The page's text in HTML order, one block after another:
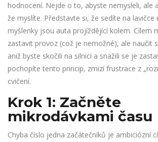
hodnocení. Nejde o to, abyste nemysleli, ale
že myslíte. Představte si, že sedíte na lavičce
myšlenky jsou auta projíždějící kolem. Cílem
zastavit provoz (což je nemožné), ale naučit
aniž byste skočili na silnici a snažili se je
pochopíte tento princip, zmizí frustrace z
cvičení.
Krok 1: Začněte
mikrodávkami času
Chyba číslo jedna začátečníků je ambiciózní